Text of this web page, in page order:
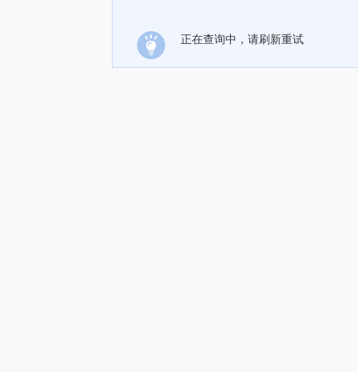
正在查询中，请刷新重试